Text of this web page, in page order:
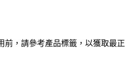
前，請參考產品標籤，以獲取最正